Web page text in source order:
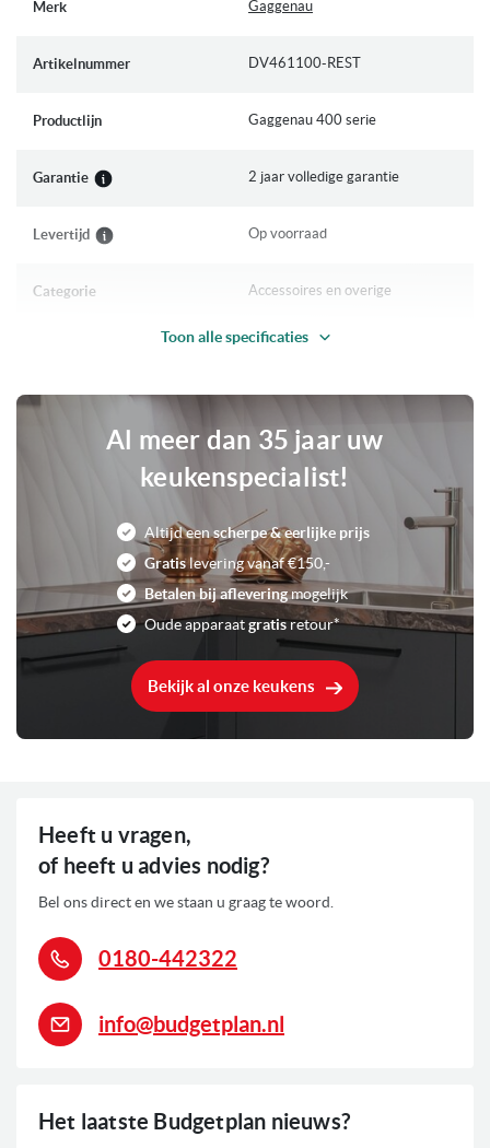
Waarschuwingsfunctie
Geleverd incl. volledige garantie en Nederlandstalige handleiding.
Merk Gaggenau
Artikelnummer DV461100-REST
Productlijn Gaggenau 400 serie
Garantie 2 jaar volledige garantie
Levertijd Op voorraad
Categorie Accessoires en overige
Vacumeerlade
Acties
Vacumeer voor Sous-Vide
Vacumeerlade
Bediening Tiptoets
Kleur Antraciet
7 Liter
Voorraad
Toon alle specificaties
Al meer dan 35 jaar uw
keukenspecialist!
Altijd eenscherpe & eerlijke prijs
Gratislevering vanaf €150,-
Betalen bij afleveringmogelijk
Oude apparaatgratisretour*
Bekijk al onze keukens
Het laatste Budgetplan nieuws?
Heeft u vragen,
of heeft u advies nodig?
Bel ons direct en we staan u graag te woord.
0180-442322
info@budgetplan.nl